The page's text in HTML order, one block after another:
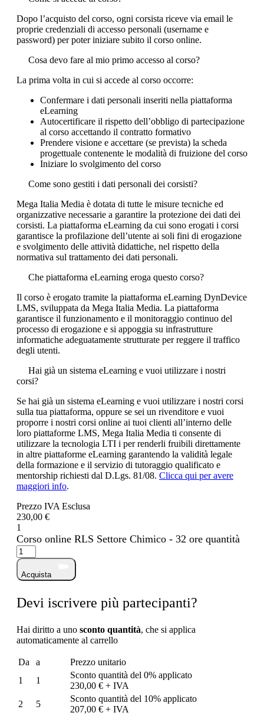
Dopo l’acquisto del corso, ogni corsista riceve via email le
proprie credenziali di accesso personali (username e
password) per poter iniziare subito il corso online.
Cosa devo fare al mio primo accesso al corso?
La prima volta in cui si accede al corso occorre:
Confermare i dati personali inseriti nella piattaforma
eLearning
Autocertificare il rispetto dell’obbligo di partecipazione
al corso accettando il contratto formativo
Prendere visione e accettare (se prevista) la scheda
progettuale contenente le modalità di fruizione del corso
Iniziare lo svolgimento del corso
Come sono gestiti i dati personali dei corsisti?
Mega Italia Media è dotata di tutte le misure tecniche ed
organizzative necessarie a garantire la protezione dei dati dei
corsisti. La piattaforma eLearning da cui sono erogati i corsi
garantisce la profilazione dell’utente ai soli fini di erogazione
e svolgimento delle attività didattiche, nel rispetto della
normativa sul trattamento dei dati personali.
Che piattaforma eLearning eroga questo corso?
Il corso è erogato tramite la piattaforma eLearning DynDevice
LMS, sviluppata da Mega Italia Media. La piattaforma
garantisce il funzionamento e il monitoraggio continuo del
processo di erogazione e si appoggia su infrastrutture
informatiche adeguatamente strutturate per reggere il traffico
degli utenti.
Hai già un sistema eLearning e vuoi utilizzare i nostri
corsi?
Se hai già un sistema eLearning e vuoi utilizzare i nostri corsi
sulla tua piattaforma, oppure se sei un rivenditore e vuoi
proporre i nostri corsi online ai tuoi clienti all’interno delle
loro piattaforme LMS, Mega Italia Media ti consente di
utilizzare la tecnologia LTI i per renderli fruibili direttamente
in altre piattaforme eLearning garantendo la validità legale
della formazione e il servizio di tutoraggio qualificato e
mentorship richiesti dal D.Lgs. 81/08. Clicca qui per avere
maggiori info.
Prezzo IVA Esclusa
230,00 €
1
Corso online RLS Settore Chimico - 32 ore quantità
Acquista
Devi iscrivere più partecipanti?
Hai diritto a uno sconto quantità, che si applica
automaticamente al carrello
Da a
Prezzo unitario
1
1
Sconto quantità del 0% applicato
230,00 € + IVA
2
5
Sconto quantità del 10% applicato
207,00 € + IVA